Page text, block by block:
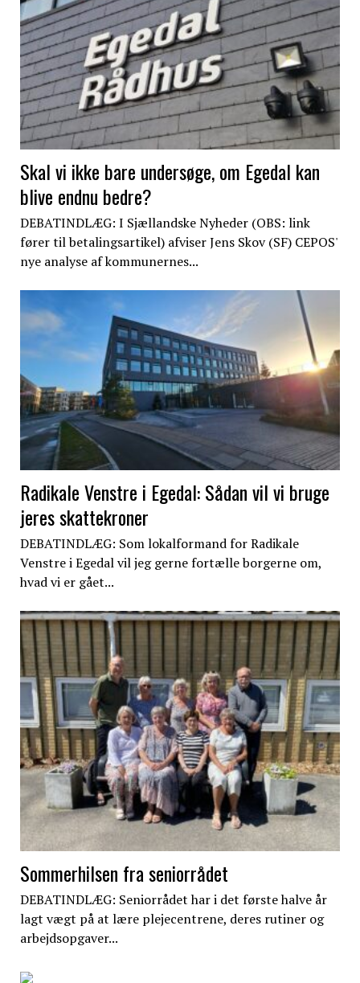
Skal vi ikke bare undersøge, om Egedal kan
blive endnu bedre?
DEBATINDLÆG: I Sjællandske Nyheder (OBS: link
fører til betalingsartikel) afviser Jens Skov (SF) CEPOS'
nye analyse af kommunernes...
Radikale Venstre i Egedal: Sådan vil vi bruge
jeres skattekroner
DEBATINDLÆG: Som lokalformand for Radikale
Venstre i Egedal vil jeg gerne fortælle borgerne om,
hvad vi er gået...
Sommerhilsen fra seniorrådet
DEBATINDLÆG: Seniorrådet har i det første halve år
lagt vægt på at lære plejecentrene, deres rutiner og
arbejdsopgaver...